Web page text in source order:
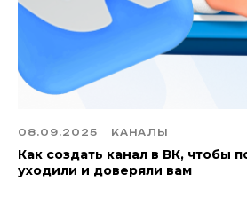
08.09.2025 КАНАЛЫ
Как создать канал в ВК, чтобы
уходили и доверяли вам